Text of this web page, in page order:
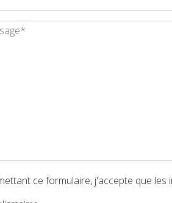
ce formulaire, j'accepte que